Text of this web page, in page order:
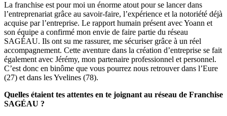
La franchise est pour moi un énorme atout pour se lancer dans
l’entreprenariat grâce au savoir-faire, l’expérience et la notoriété déjà
acquise par l’entreprise. Le rapport humain présent avec Yoann et
son équipe a confirmé mon envie de faire partie du réseau
SAGÉAU. Ils ont su me rassurer, me sécuriser grâce à un réel
accompagnement. Cette aventure dans la création d’entreprise se fait
également avec Jérémy, mon partenaire professionnel et personnel.
C’est donc en binôme que vous pourrez nous retrouver dans l’Eure
(27) et dans les Yvelines (78).
Quelles étaient tes attentes en te joignant au réseau de Franchise
SAGÉAU ?